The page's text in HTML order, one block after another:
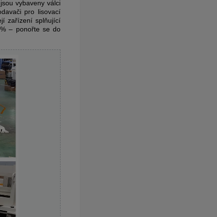
vybaveny válci
pro lisovací
zařízení splňující
– ponořte se do